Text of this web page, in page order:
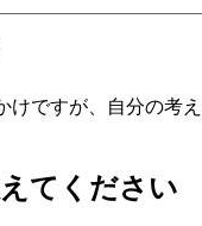
けですが、自分の考
てください